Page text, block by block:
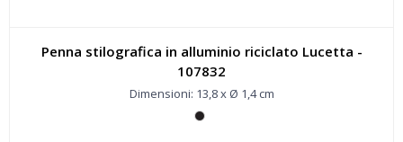
Penna stilografica in alluminio riciclato Lucetta -
107832
Dimensioni: 13,8 x Ø 1,4 cm